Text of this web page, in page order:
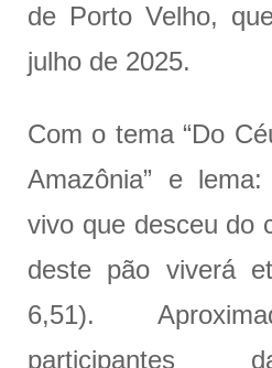
de Porto Velho,
julho de 2025.
Com o tema “Do
Amazônia” e
vivo que desceu do
deste pão viverá
6,51).
participantes